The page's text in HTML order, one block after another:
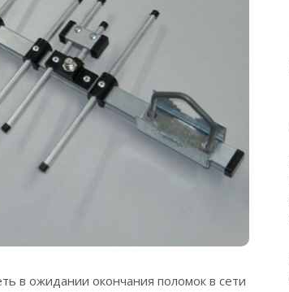
в ожидании окончания поломок в сети